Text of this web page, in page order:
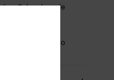
Bolso de rede
poliéster reciclado